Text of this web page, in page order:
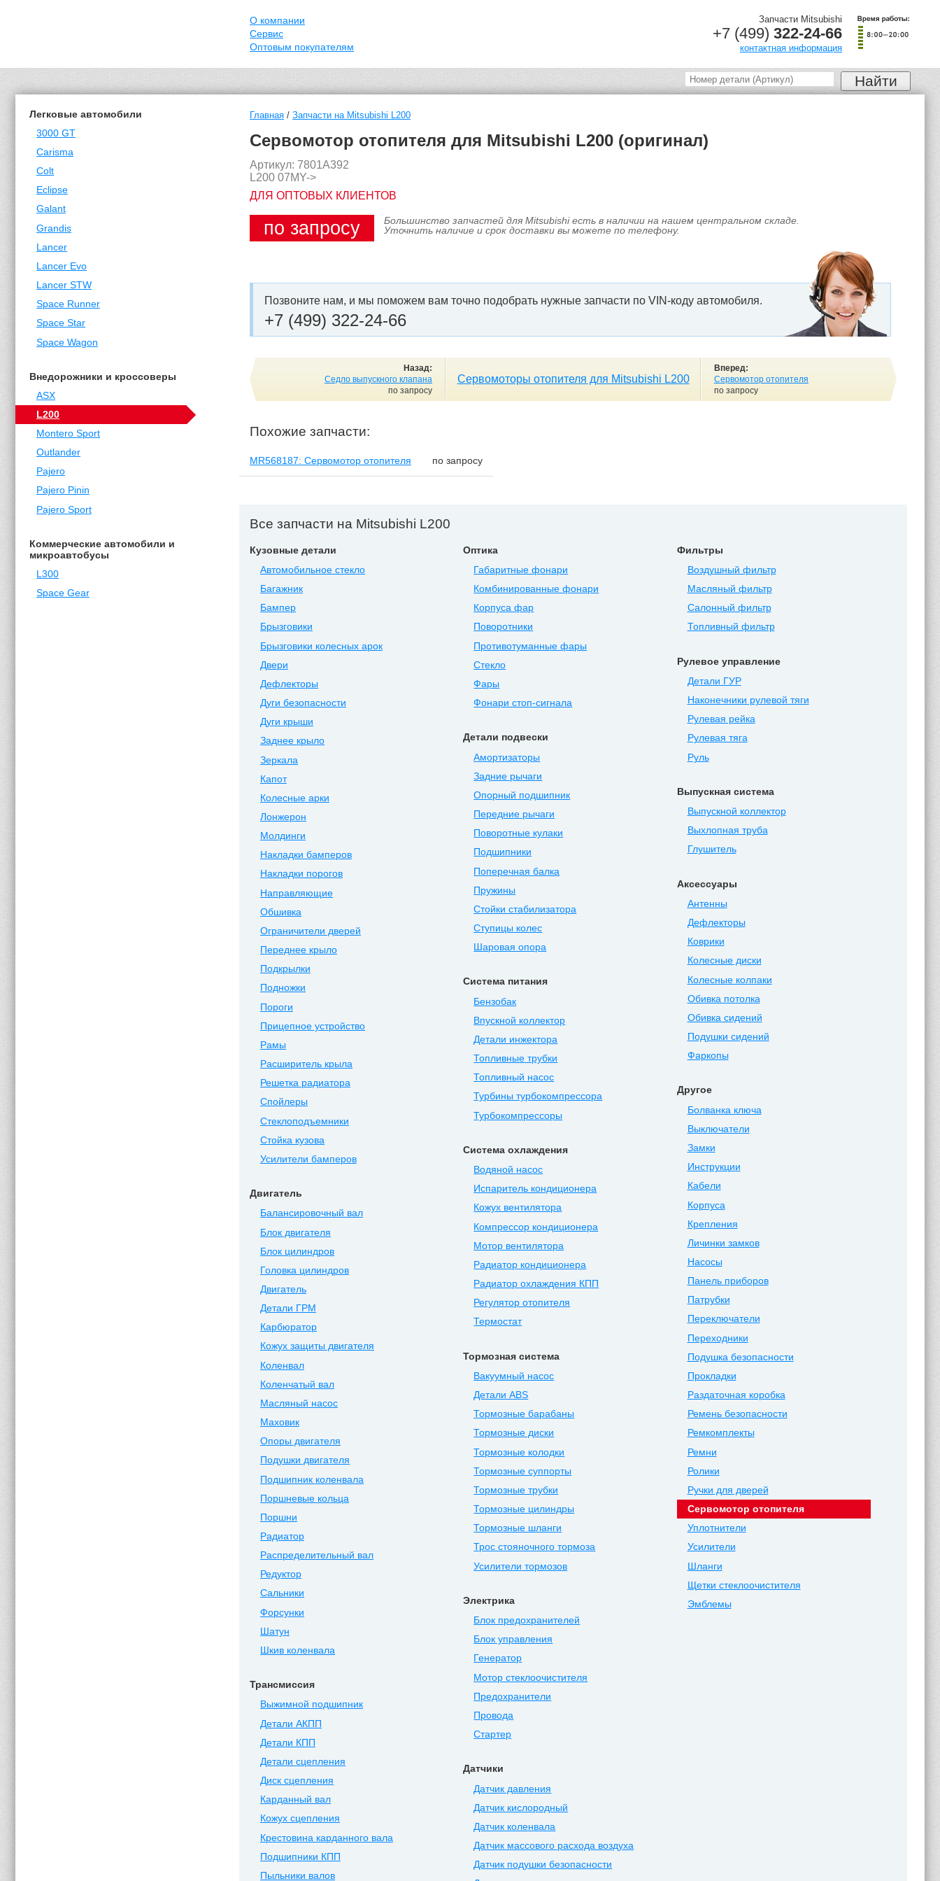
О компании
Сервис
Оптовым покупателям
Запчасти Mitsubishi
+7 (499) 322-24-66
контактная информация
Легковые автомобили
3000 GT
Carisma
Colt
Eclipse
Galant
Grandis
Lancer
Lancer Evo
Lancer STW
Space Runner
Space Star
Space Wagon
Внедорожники и кроссоверы
ASX
L200
Montero Sport
Outlander
Pajero
Pajero Pinin
Pajero Sport
Коммерческие автомобили и
микроавтобусы
L300
Space Gear
Главная / Запчасти на Mitsubishi L200
Сервомотор отопителя для Mitsubishi L200 (оригинал)
Артикул: 7801A392
L200 07MY->
ДЛЯ ОПТОВЫХ КЛИЕНТОВ
по запросу
Большинство запчастей для Mitsubishi есть в наличии на нашем центральном складе.
Уточнить наличие и срок доставки вы можете по телефону.
Позвоните нам, и мы поможем вам точно подобрать нужные запчасти по VIN-коду автомобиля.
+7 (499) 322-24-66
Назад:
Седло выпускного клапана
по запросу
Сервомоторы отопителя для Mitsubishi L200
Вперед:
Сервомотор отопителя
по запросу
Похожие запчасти:
MR568187: Сервомотор отопителя по запросу
Все запчасти на Mitsubishi L200
Кузовные детали
Автомобильное стекло
Багажник
Бампер
Брызговики
Брызговики колесных арок
Двери
Дефлекторы
Дуги безопасности
Дуги крыши
Заднее крыло
Зеркала
Капот
Колесные арки
Лонжерон
Молдинги
Накладки бамперов
Накладки порогов
Направляющие
Обшивка
Ограничители дверей
Переднее крыло
Подкрылки
Подножки
Пороги
Прицепное устройство
Рамы
Расширитель крыла
Решетка радиатора
Спойлеры
Стеклоподъемники
Стойка кузова
Усилители бамперов
Двигатель
Балансировочный вал
Блок двигателя
Блок цилиндров
Головка цилиндров
Двигатель
Детали ГРМ
Карбюратор
Кожух защиты двигателя
Коленвал
Коленчатый вал
Масляный насос
Маховик
Опоры двигателя
Подушки двигателя
Подшипник коленвала
Поршневые кольца
Поршни
Радиатор
Распределительный вал
Редуктор
Сальники
Форсунки
Шатун
Шкив коленвала
Трансмиссия
Выжимной подшипник
Детали АКПП
Детали КПП
Детали сцепления
Диск сцепления
Карданный вал
Кожух сцепления
Крестовина карданного вала
Подшипники КПП
Пыльники валов
Оптика
Габаритные фонари
Комбинированные фонари
Корпуса фар
Поворотники
Противотуманные фары
Стекло
Фары
Фонари стоп-сигнала
Детали подвески
Амортизаторы
Задние рычаги
Опорный подшипник
Передние рычаги
Поворотные кулаки
Подшипники
Поперечная балка
Пружины
Стойки стабилизатора
Ступицы колес
Шаровая опора
Система питания
Бензобак
Впускной коллектор
Детали инжектора
Топливные трубки
Топливный насос
Турбины турбокомпрессора
Турбокомпрессоры
Система охлаждения
Водяной насос
Испаритель кондиционера
Кожух вентилятора
Компрессор кондиционера
Мотор вентилятора
Радиатор кондиционера
Радиатор охлаждения КПП
Регулятор отопителя
Термостат
Тормозная система
Вакуумный насос
Детали ABS
Тормозные барабаны
Тормозные диски
Тормозные колодки
Тормозные суппорты
Тормозные трубки
Тормозные цилиндры
Тормозные шланги
Трос стояночного тормоза
Усилители тормозов
Электрика
Блок предохранителей
Блок управления
Генератор
Мотор стеклоочистителя
Предохранители
Провода
Стартер
Датчики
Датчик давления
Датчик кислородный
Датчик коленвала
Датчик массового расхода воздуха
Датчик подушки безопасности
Фильтры
Воздушный фильтр
Масляный фильтр
Салонный фильтр
Топливный фильтр
Рулевое управление
Детали ГУР
Наконечники рулевой тяги
Рулевая рейка
Рулевая тяга
Руль
Выпускная система
Выпускной коллектор
Выхлопная труба
Глушитель
Аксессуары
Антенны
Дефлекторы
Коврики
Колесные диски
Колесные колпаки
Обивка потолка
Обивка сидений
Подушки сидений
Фаркопы
Другое
Болванка ключа
Выключатели
Замки
Инструкции
Кабели
Корпуса
Крепления
Личинки замков
Насосы
Панель приборов
Патрубки
Переключатели
Переходники
Подушка безопасности
Прокладки
Раздаточная коробка
Ремень безопасности
Ремкомплекты
Ремни
Ролики
Ручки для дверей
Сервомотор отопителя
Уплотнители
Усилители
Шланги
Щетки стеклоочистителя
Эмблемы